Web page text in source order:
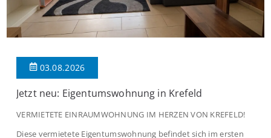
03.08.2026
Jetzt neu: Eigentumswohnung in Krefeld
VERMIETETE EINRAUMWOHNUNG IM HERZEN VON KREFELD!
Diese vermietete Eigentumswohnung befindet sich im ersten